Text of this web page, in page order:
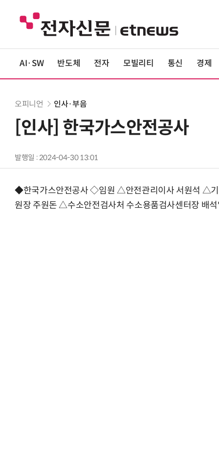
AI·SW 반도체 전자 모빌리티 통신 경제
오피니언 인사·부음
[인사] 한국가스안전공사
발행일 : 2024-04-30 13:01
◆한국가스안전공사 ◇임원 △안전관리이사 서원석 △
원장 주원돈 △수소안전검사처 수소용품검사센터장 배